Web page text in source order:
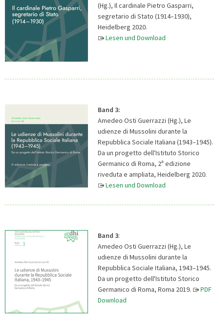
(Hg.), Il cardinale Pietro Gasparri,
segretario di Stato (1914–1930),
Heidelberg 2020.
Lesen und Download
Band 3:
Amedeo Osti Guerrazzi (Hg.), Le
udienze di Mussolini durante la
Repubblica Sociale Italiana (1943–1945).
Da un progetto dell'Istituto Storico
Germanico di Roma, 2a edizione
riveduta e ampliata, Heidelberg 2020.
Lesen und Download
Band 3:
Amedeo Osti Guerrazzi (Hg.), Le
udienze di Mussolini durante la
Repubblica Sociale Italiana, 1943–1945.
Da un progetto dell'Istituto Storico
Germanico di Roma, Roma 2019.
PDF
Download